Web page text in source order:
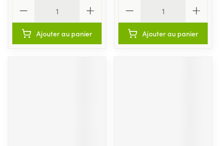
Ajouter au panier Ajouter au panier